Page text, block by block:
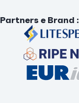
Partners e Brand :